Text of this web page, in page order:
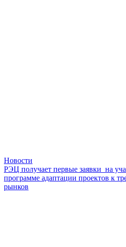
Новости
РЭЦ получает первые заявки на
программе адаптации проектов к
рынков